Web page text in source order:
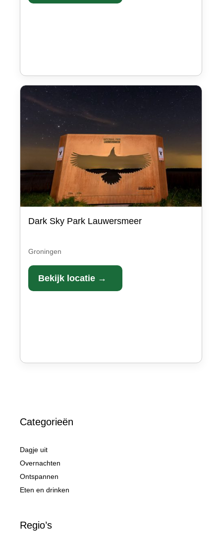
Dark Sky Park Lauwersmeer
Groningen
Bekijk locatie →
Categorieën
Dagje uit
Overnachten
Ontspannen
Eten en drinken
Regio’s